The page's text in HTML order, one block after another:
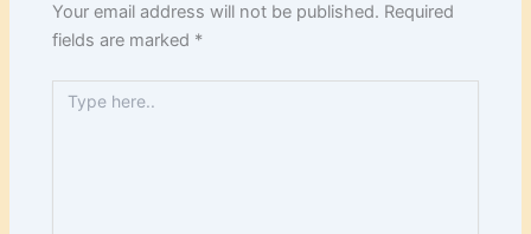
Your email address will not be published. Required
fields are marked *
here..